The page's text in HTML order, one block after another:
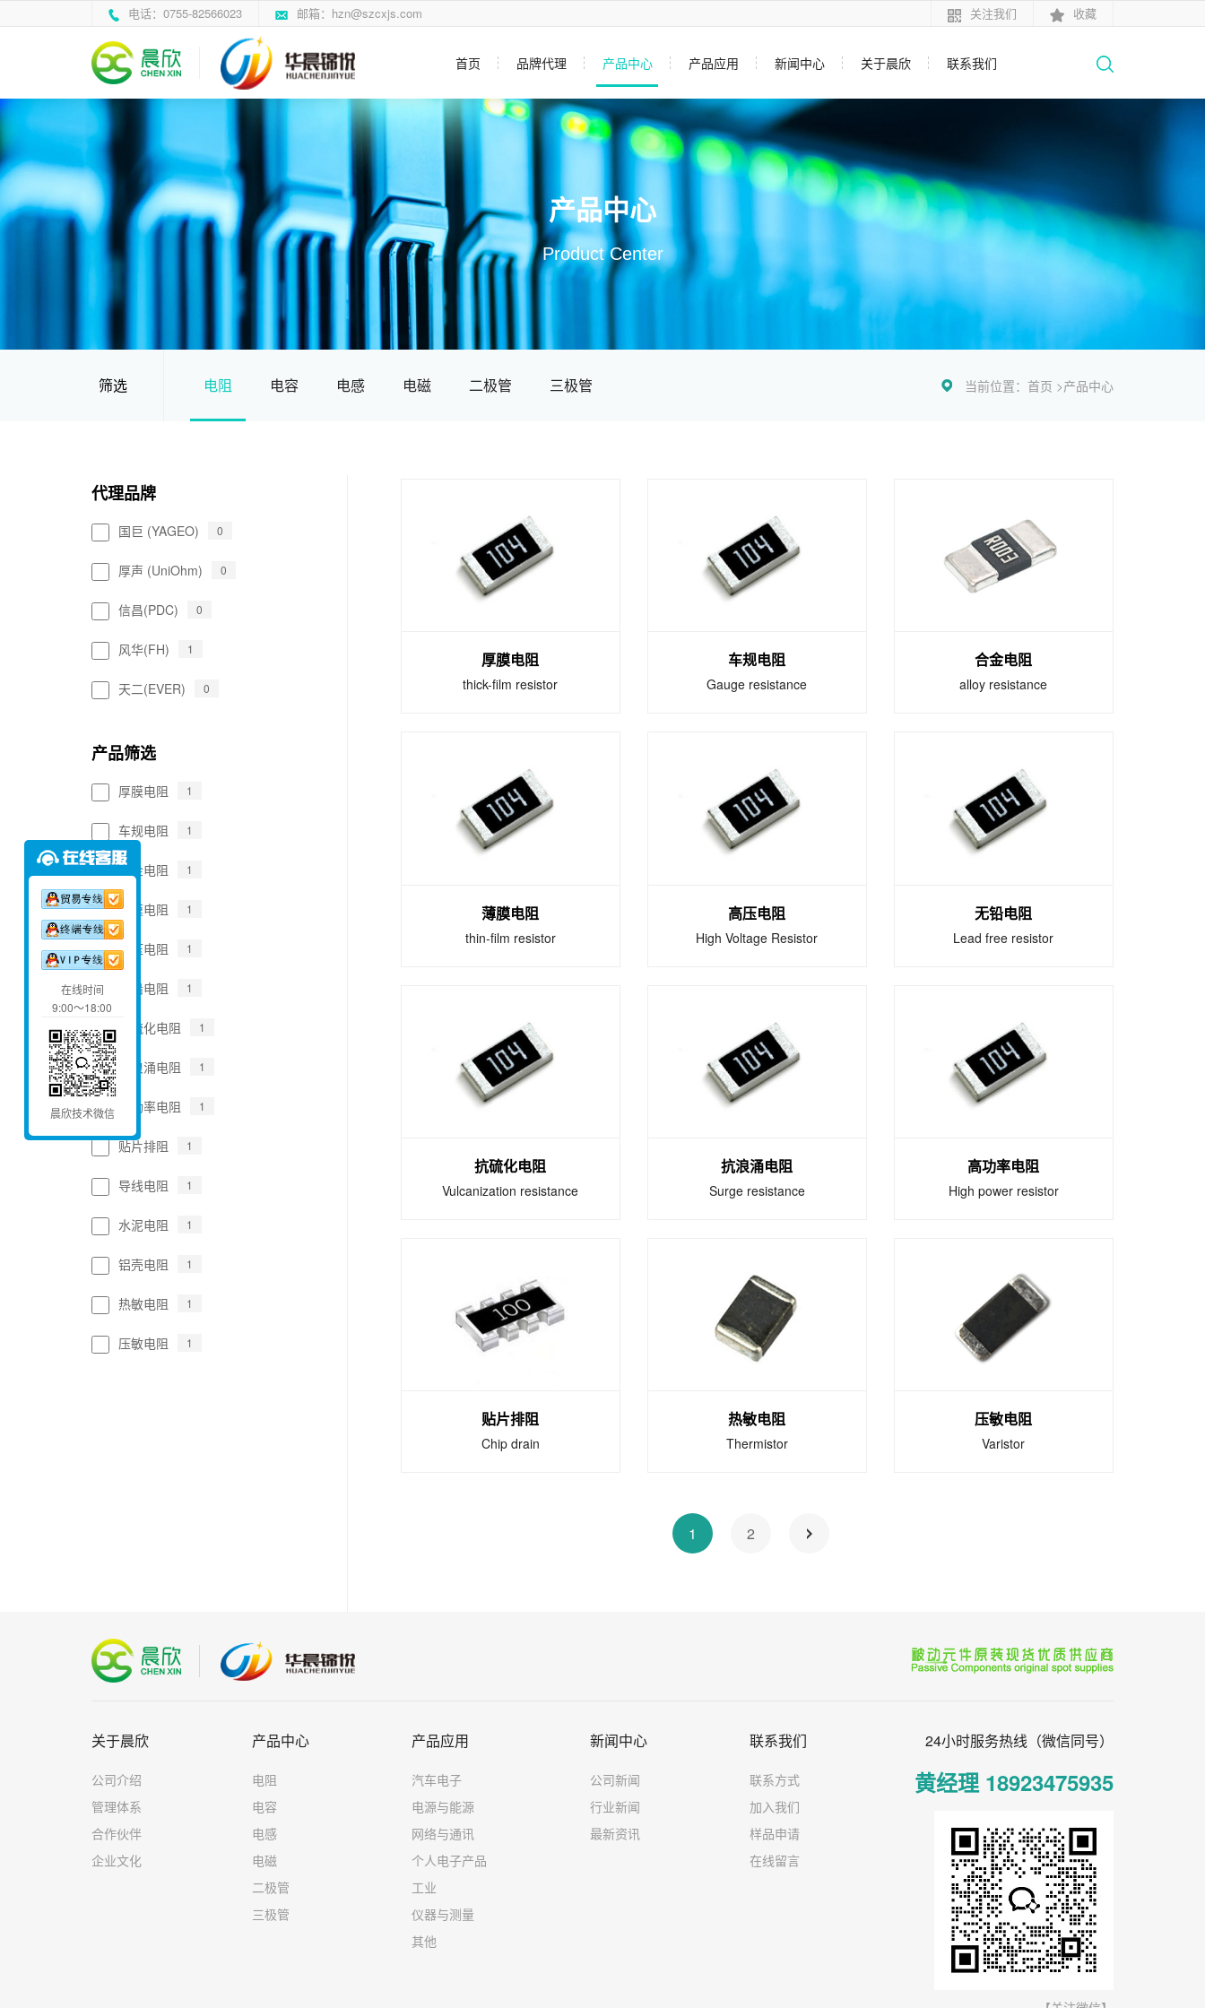
电话：0755-82566023 邮箱：hzn@szcxjs.com 关注我们 收藏
首页 品牌代理 产品中心 产品应用 新闻中心 关于晨欣 联系我们
在线时间
9:00～18:00
晨欣技术微信
产品中心
Product Center
筛选 电阻 电容 电感 电磁 二极管 三极管 当前位置： 首页 >产品中心
代理品牌
国巨 (YAGEO) 0
厚声 (UniOhm) 0
信昌(PDC) 0
风华(FH) 1
天二(EVER) 0
产品筛选
厚膜电阻 1
车规电阻 1
合金电阻 1
薄膜电阻 1
高压电阻 1
无铅电阻 1
抗硫化电阻 1
抗浪涌电阻 1
高功率电阻 1
贴片排阻 1
导线电阻 1
水泥电阻 1
铝壳电阻 1
热敏电阻 1
压敏电阻 1
厚膜电阻
thick-film resistor
厚膜电阻
thick-film resistor
厚膜电阻,最小达0075微型
化尺寸 提供全无铅厚膜芯
车规电阻
Gauge resistance
车规电阻
Gauge resistance
车用被动组件符合了AEC-
Q200汽车电子产业标准认
合金电阻
alloy resistance
合金电阻
alloy resistance
为确保电路的安全，关键在
可靠的电流测定以保护，控
薄膜电阻
thin-film resistor
薄膜电阻
thin-film resistor
薄膜芯片电阻提供高精密
度，高稳定性，±0.1％的窄
高压电阻
High Voltage Resistor
高压电阻
High Voltage Resistor
高压电阻系列产品 ，最适
用于工业自动化，电源及电
无铅电阻
Lead free resistor
无铅电阻
Lead free resistor
无铅芯片电阻符合RoHS排
外条款（7C-1）的所有焊
抗硫化电阻
Vulcanization resistance
Vulcanization resistance
硫化贴片电阻包含厚膜及薄
膜的电阻式技术，在含硫的
抗浪涌电阻
Surge resistance
抗浪涌电阻
Surge resistance
抗浪涌电阻提供优异的脉冲
负载性能。
高功率电阻
High power resistor
高功率电阻
High power resistor
高功率电阻具有体积小、重
量轻、安装密度高，抗震性
贴片排阻
Chip drain
热敏电阻
Thermistor
热敏电阻
压敏电阻
Varistor
势。
1 2
关于晨欣
公司介绍
管理体系
合作伙伴
企业文化
产品中心
电阻
电容
电感
电磁
二极管
三极管
产品应用
汽车电子
电源与能源
网络与通讯
个人电子产品
工业
仪器与测量
其他
新闻中心
公司新闻
行业新闻
最新资讯
联系我们
联系方式
加入我们
样品申请
在线留言
24小时服务热线（微信同号）
黄经理 18923475935